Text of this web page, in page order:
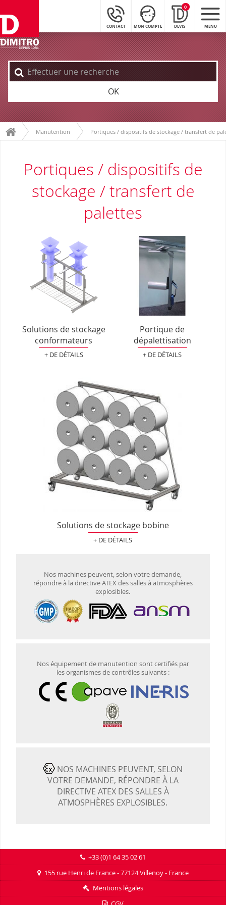
CONTACT MON COMPTE DEVIS
0
MENU
OK
Manutention Portiques / dispositifs de stockage / transfert de
Portiques / dispositifs de
stockage / transfert de
palettes
Solutions de stockage
conformateurs
+ DE DÉTAILS
Portique de
dépalettisation
+ DE DÉTAILS
Solutions de stockage bobine
+ DE DÉTAILS
Nos machines peuvent, selon votre demande,
répondre à la directive ATEX des salles à atmosphères
explosibles.
Nos équipement de manutention sont certifiés par
les organismes de contrôles suivants :
NOS MACHINES PEUVENT, SELON
VOTRE DEMANDE, RÉPONDRE À LA
DIRECTIVE ATEX DES SALLES À
ATMOSPHÈRES EXPLOSIBLES.
+33 (0)1 64 35 02 61
155 rue Henri de France - 77124 Villenoy - France
Mentions légales